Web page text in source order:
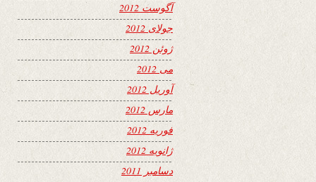
آگوست 2012
جولای 2012
ژوئن 2012
می 2012
آوریل 2012
مارس 2012
فوریه 2012
ژانویه 2012
دسامبر 2011